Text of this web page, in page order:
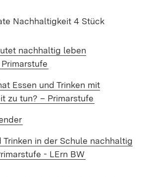
Nachhaltigkeit 4 Stück
nachhaltig leben
Essen und Trinken mit
zu tun? – Primarstufe
Trin­ken in der Schule nach­haltig
- LErn BW